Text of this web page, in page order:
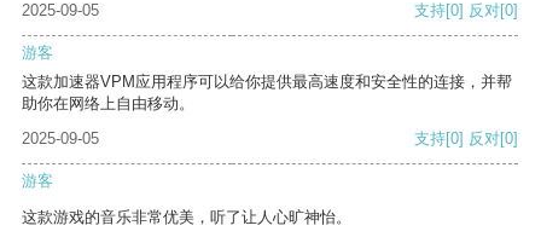
2025-09-05 支持[0] 反对[0]
游客
这款加速器VPM应用程序可以给你提供最高速度和安全性的连接，并帮
助你在网络上自由移动。
2025-09-05
支持[0] 反对[0]
游客
这款游戏的音乐非常优美，听了让人心旷神怡。